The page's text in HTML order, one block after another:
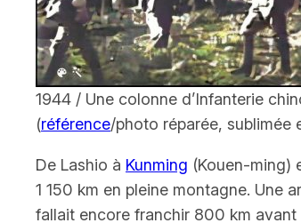
1944 / Une colonne d’Infanterie
(référence/photo réparée, sublimée
De Lashio à Kunming (Kouen-ming)
1 150 km en pleine montagne. Une
fallait encore franchir 800 km avant